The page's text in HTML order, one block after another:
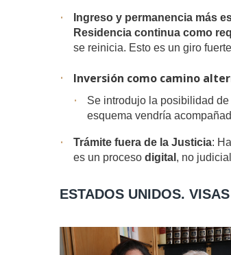
Ingreso y permanencia más
Residencia continua como
se reinicia. Esto es un giro
Inversión como camino
Se introdujo la posibilidad
esquema vendría
Trámite fuera de la Justicia:
es un proceso digital , no
ESTADOS UNIDOS.